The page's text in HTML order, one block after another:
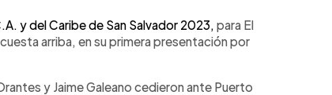
y del Caribe de San Salvador 2023, para El
arriba, en su primera presentación por
y Jaime Galeano cedieron ante Puerto